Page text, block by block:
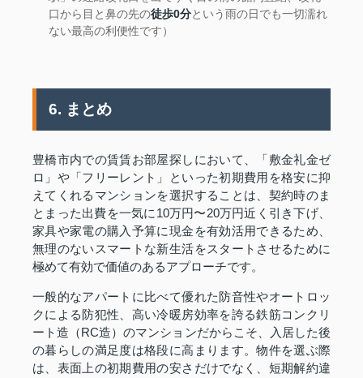
口から目と鼻の先の徒歩0分という雨の日でも一切濡れ
ない最高の利便性です）
6. まとめ
豊橋市内での賃賃お部屋探しにおいて、「敷金礼金ゼ
ロ」や「フリーレント」といった初期費用を格安に抑
えてくれるマンションを選択することは、契約時のま
とまった出費を一気に10万円〜20万円近く引き下げ、
家具や家電の購入予算に現金を有効活用できるため、
無理のないスマートな新生活をスタートさせるために
極めて有効で価値のあるアプローチです。
一般的なアパートに比べて優れた防音性やオートロッ
クによる防犯性、高い冷暖房効率を誇る鉄筋コンクリ
ート造（RC造）のマンションだからこそ、入居した後
の暮らしの満足度は格段に高まります。物件を選ぶ際
は、表面上の初期費用の安さだけでなく、短期解約違